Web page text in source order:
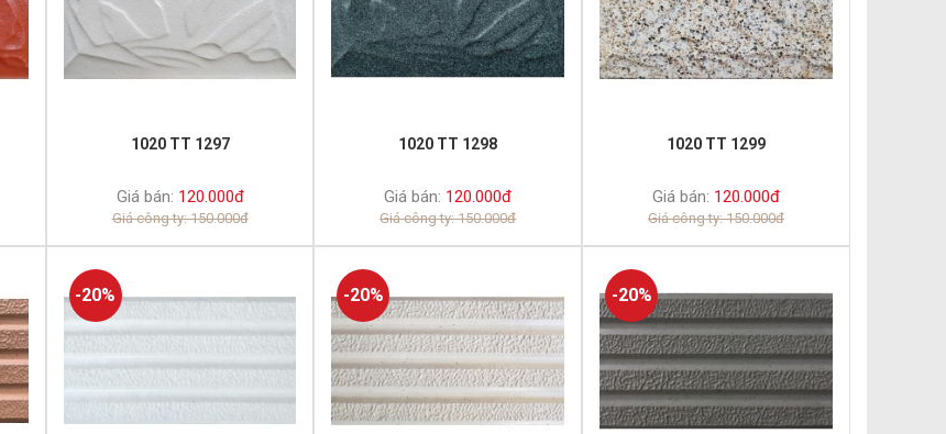
1020 TT 1297
Giá bán: 120.000đ
Giá công ty: 150.000đ
1020 TT 1298
Giá bán: 120.000đ
Giá công ty: 150.000đ
1020 TT 1299
Giá bán: 120.000đ
Giá công ty: 150.000đ
-20% -20% -20%